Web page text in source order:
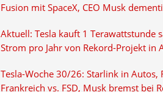
Fusion mit SpaceX, CEO Musk
Aktuell: Tesla kauft 1 Terawattstunde
Strom pro Jahr von Rekord-Projekt in
Tesla-Woche 30/26: Starlink in Autos,
Frankreich vs. FSD, Musk bremst bei